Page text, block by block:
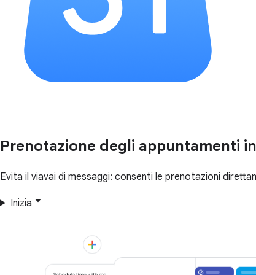
Prenotazione degli appuntamenti
Evita il viavai di messaggi: consenti le prenotazioni
Inizia